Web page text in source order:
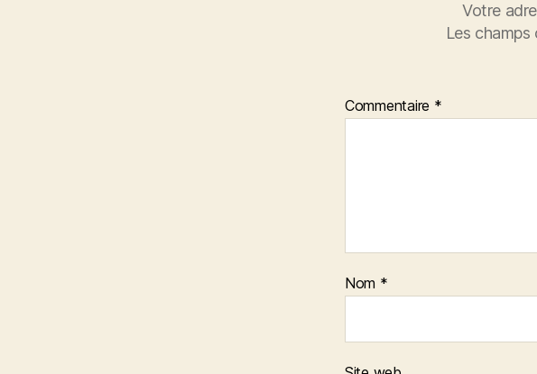
Votre
Les
Commentaire *
Nom *